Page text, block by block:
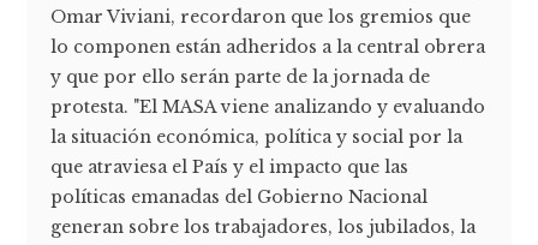
Omar Viviani, recordaron que los gremios que
lo componen están adheridos a la central obrera
y que por ello serán parte de la jornada de
protesta. "El MASA viene analizando y evaluando
la situación económica, política y social por la
que atraviesa el País y el impacto que las
políticas emanadas del Gobierno Nacional
generan sobre los trabajadores, los jubilados, la